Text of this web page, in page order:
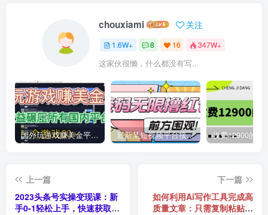
chouxiami 关注
1.6W+ 8 16 347W+
这家伙很懒，什么都没有写...
国外玩游戏赚美金平台，一个游戏60+，收益碾压国内所有平台 最新某短视频平台接码看广告，无限撸1.3元项目【软件+详细操作教程】
上一篇
2023头条号实操变现课：新
手0-1轻松上手，快速获取收
下一篇
如何利用Ai写作工具完成高
质量文章：只需复制粘贴，